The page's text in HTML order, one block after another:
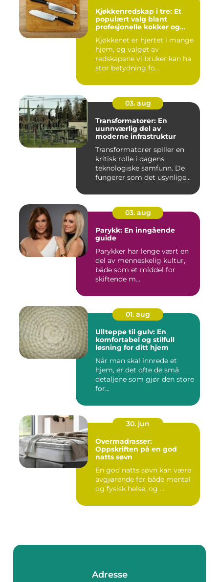
Kjøkkenredskap i tre: Et
populært valg blant
profesjonelle kokker og
Kjøkkenet er hjertet i mange
hjem, og valget av
redskapene vi bruker kan ha
stor betydning fo...
03. aug
Transformatorer: En
uunnværlig del av
moderne infrastruktur
Transformatorer spiller en
kritisk rolle i dagens
teknologiske samfunn. De
fungerer som det usynlige...
03. aug
Parykk: En inngående
guide
Parykker har lenge vært en
del av menneskelig kultur,
både som et middel for
skiftende m...
01. aug
Ullteppe til gulv: En
komfortabel og stilfull
løsning for ditt hjem
Når man skal innrede et
hjem, er det ofte de små
detaljene som gjør den store
for...
30. jun
Overmadrasser:
Oppskriften på en god
natts søvn
En god natts søvn kan være
avgjørende for både mental
og fysisk helse, og ...
Adresse